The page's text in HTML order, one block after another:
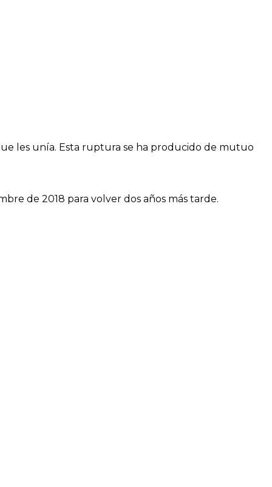
les unía. Esta ruptura se ha producido de mutuo
de 2018 para volver dos años más tarde.